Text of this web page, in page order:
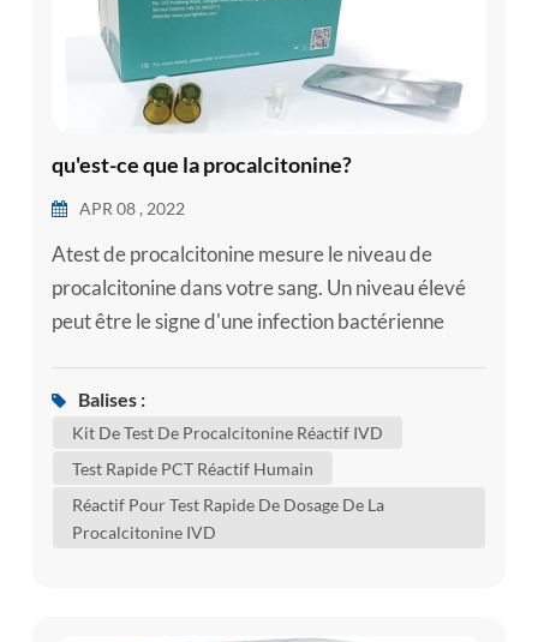
qu'est-ce que la procalcitonine?
APR 08 , 2022
Atest de procalcitonine mesure le niveau de
procalcitonine dans votre sang. Un niveau élevé
peut être le signe d'une infection bactérienne
corps's une réponse sévère à l'infection. la
septicémie survient lorsqu'un une infection dans
circulation sanguine. ...
Balises :
Kit De Test De Procalcitonine Réactif IVD
Test Rapide PCT Réactif Humain
Réactif Pour Test Rapide De Dosage De La
Procalcitonine IVD